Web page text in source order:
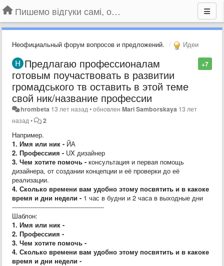
Пишемо відгуки самі, обговорюємо інші ідеї та пропозиції до Громадського Телебачення
Неофициальный форум вопросов и предложений. Идеи
+7
Предлагаю профессионалам
готовым поучаствовать в развитии
громадського тв оставить в этой теме
свой ник/название профессии
hrombeta 13 лет назад •обновленMari Samborskaya 13 лет
назад • 2
Например.
1. Имя или ник - ЙА
2. Профессиия - UX дизайнер
3. Чем хотите помочь - консультация и первая помощь
дизайнера, от создании концепции и её проверки до её
реализации.
4. Сколько времени вам удобно этому посвятить и в какоке
время и дни недели - 1 час в будни и 2 часа в выходные дни
----------------------------------------------
Шаблон:
1. Имя или ник -
2. Профессиия -
3. Чем хотите помочь -
4. Сколько времени вам удобно этому посвятить и в какоке
время и дни недели -